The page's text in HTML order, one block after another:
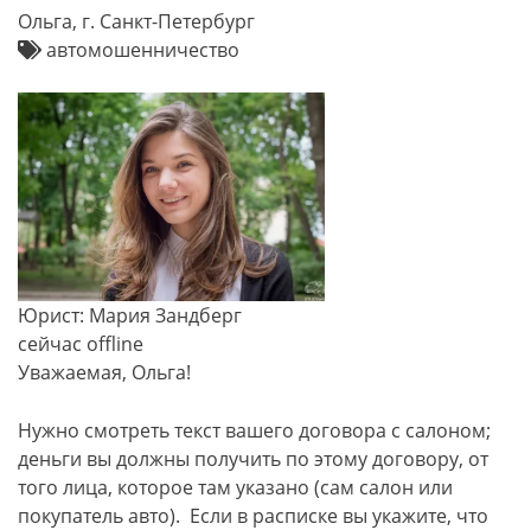
Ольга, г. Санкт-Петербург
автомошенничество
Юрист: Мария Зандберг
сейчас offline
Уважаемая, Ольга!
Нужно смотреть текст вашего договора с салоном;
деньги вы должны получить по этому договору, от
того лица, которое там указано (сам салон или
покупатель авто). Если в расписке вы укажите, что